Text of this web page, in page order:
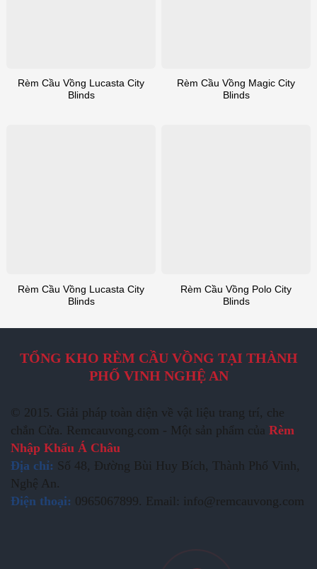
Rèm Cầu Vồng Lucasta City
Blinds
Rèm Cầu Vồng Magic City
Blinds
Rèm Cầu Vồng Lucasta City
Blinds
Rèm Cầu Vồng Polo City
Blinds
TỔNG KHO RÈM CẦU VỒNG TẠI THÀNH
PHỐ VINH NGHỆ AN
© 2015. Giải pháp toàn diện về vật liệu trang trí, che
chắn Cửa. Remcauvong.com - Một sản phẩm của Rèm
Nhập Khẩu Á Châu
Địa chỉ: Số 48, Đường Bùi Huy Bích, Thành Phố Vinh,
Nghệ An.
Điện thoại: 0965067899. Email: info@remcauvong.com